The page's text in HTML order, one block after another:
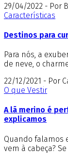
29/04/2022 - Por
Características
Destinos para
Para nós, a
de neve, o
22/12/2021 - Por
O que Vestir
A lã merino é
explicamos
Quando falamos
vem à cabeça?